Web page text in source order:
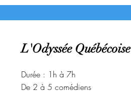
L'Odyssée Québécoise
Durée : 1h à 7h
De 2 à 5 comédiens